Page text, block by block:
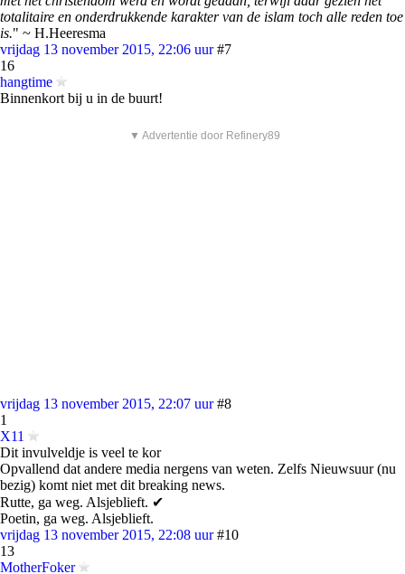
totalitaire en onderdrukkende karakter van de islam toch alle reden toe
is." ~ H.Heeresma
vrijdag 13 november 2015, 22:06 uur #7
16
hangtime
Binnenkort bij u in de buurt!
▼ Advertentie door Refinery89
vrijdag 13 november 2015, 22:07 uur #8
1
X11
Dit invulveldje is veel te kor
Opvallend dat andere media nergens van weten. Zelfs Nieuwsuur (nu
bezig) komt niet met dit breaking news.
Rutte, ga weg. Alsjeblieft. ✔
Poetin, ga weg. Alsjeblieft.
vrijdag 13 november 2015, 22:08 uur #10
13
MotherFoker